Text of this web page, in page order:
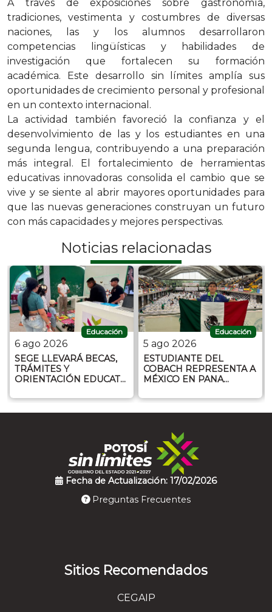
A través de exposiciones sobre gastronomía,
tradiciones, vestimenta y costumbres de diversas
naciones, las y los alumnos desarrollaron
competencias lingüísticas y habilidades de
investigación que fortalecen su formación
académica. Este desarrollo sin límites amplía sus
oportunidades de crecimiento personal y profesional
en un contexto internacional.
La actividad también favoreció la confianza y el
desenvolvimiento de las y los estudiantes en una
segunda lengua, contribuyendo a una preparación
más integral. El fortalecimiento de herramientas
educativas innovadoras consolida el cambio que se
vive y se siente al abrir mayores oportunidades para
que las nuevas generaciones construyan un futuro
con más capacidades y mejores perspectivas.
Noticias relacionadas
Educación
6 ago 2026
SEGE LLEVARÁ BECAS,
TRÁMITES Y
ORIENTACIÓN EDUCAT…
Educación
5 ago 2026
ESTUDIANTE DEL
COBACH REPRESENTA A
MÉXICO EN PANA…
Fecha de Actualización: 17/02/2026
Preguntas Frecuentes
Sitios Recomendados
CEGAIP